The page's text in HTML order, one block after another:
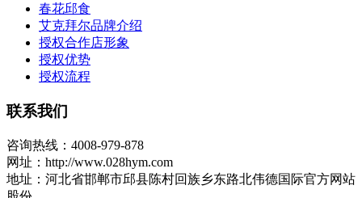
春花邱食
艾克拜尔品牌介绍
授权合作店形象
授权优势
授权流程
联系我们
咨询热线：4008-979-878
网址：http://www.028hym.com
地址：河北省邯郸市邱县陈村回族乡东路北伟德国际官方网站